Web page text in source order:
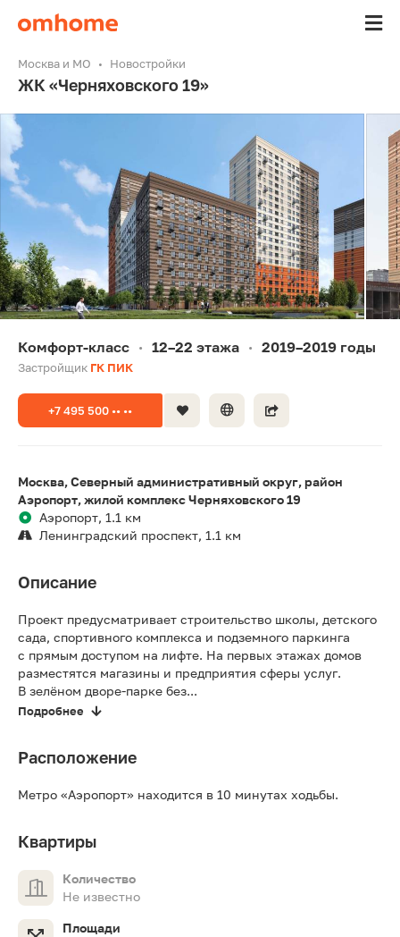
Москва и МО Новостройки
ЖК «Черняховского 19»
Комфорт-класс • 12–22 этажа • 2019–2019 годы
Застройщик ГК ПИК
+7 495 500 •• ••
Москва, Северный административный округ, район
Аэропорт, жилой комплекс Черняховского 19
Аэропорт, 1.1 км
Ленинградский проспект, 1.1 км
Описание
Проект предусматривает строительство школы, детского
сада, спортивного комплекса и подземного паркинга
с прямым доступом на лифте. На первых этажах домов
разместятся магазины и предприятия сферы услуг.
В зелёном дворе-парке без...
Подробнее
Расположение
Метро «Аэропорт» находится в 10 минутах ходьбы.
Квартиры
Количество
Не известно
Площади